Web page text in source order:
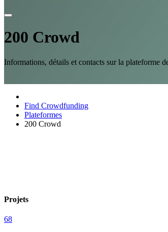
200 Crowd
Informations, détails et contacts sur la plateforme
Find Crowdfunding
Plateformes
200 Crowd
Projets
68